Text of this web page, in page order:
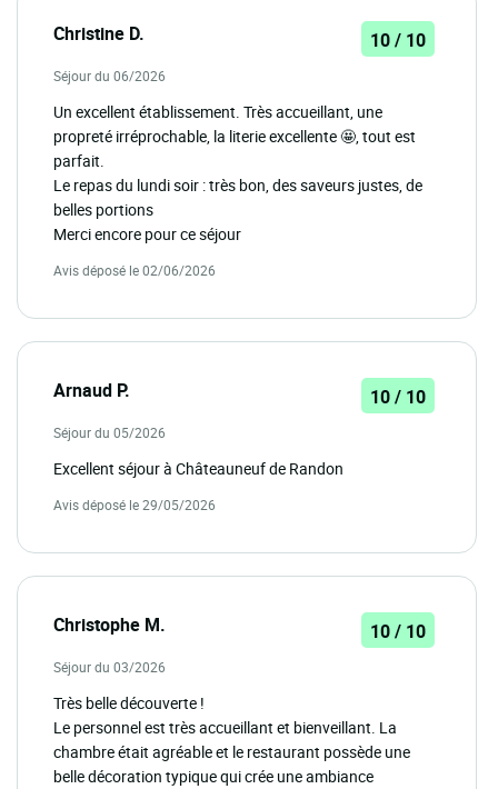
Christine D. 10 / 10
Séjour du 06/2026
Un excellent établissement. Très accueillant, une
propreté irréprochable, la literie excellente 🤩, tout est
parfait.
Le repas du lundi soir : très bon, des saveurs justes, de
belles portions
Merci encore pour ce séjour
Avis déposé le 02/06/2026
Arnaud P. 10 / 10
Séjour du 05/2026
Excellent séjour à Châteauneuf de Randon
Avis déposé le 29/05/2026
Christophe M. 10 / 10
Séjour du 03/2026
Très belle découverte !
Le personnel est très accueillant et bienveillant. La
chambre était agréable et le restaurant possède une
belle décoration typique qui crée une ambiance